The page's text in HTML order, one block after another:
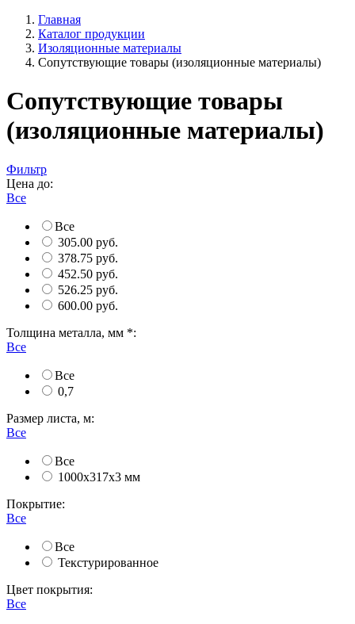
Главная
Каталог продукции
Изоляционные материалы
Сопутствующие товары (изоляционные материалы)
Сопутствующие товары
(изоляционные материалы)
Фильтр
Цена до:
Все
Все
305.00 руб.
378.75 руб.
452.50 руб.
526.25 руб.
600.00 руб.
Толщина металла, мм *:
Все
Все
0,7
Размер листа, м:
Все
Все
1000х317х3 мм
Покрытие:
Все
Все
Текстурированное
Цвет покрытия:
Все